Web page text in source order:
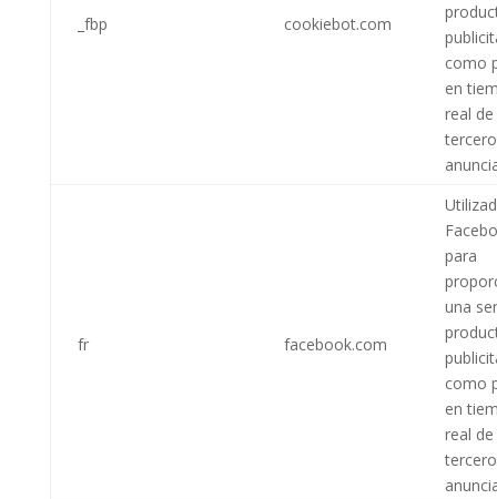
_fbp cookiebot.com
como
en
real de
fr facebook.com
para
una
como
en
real de